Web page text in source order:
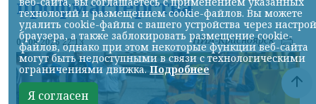
профмастерства
07.08.2026 22:13 НИА-Красноярск
технологий и размещением cookie-файлов. Вы можете
удалить cookie-файлы с вашего устройства через
браузера, а также заблокировать размещение cookie-
файлов, однако при этом некоторые функции веб-сайта
могут быть недоступными в связи с технологическими
ограничениями движка. Подробнее
Я согласен